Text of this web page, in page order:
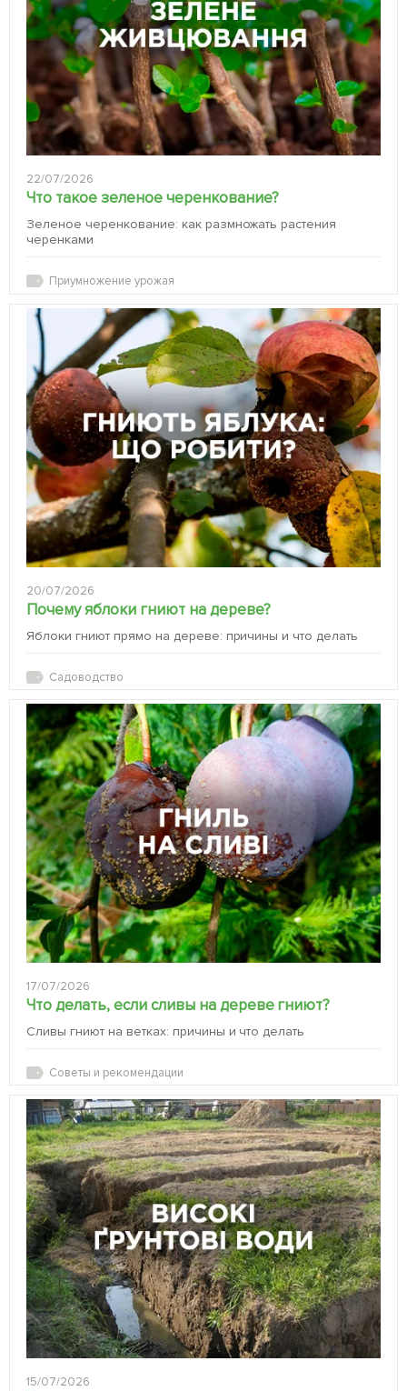
22/07/2026
Что такое зеленое черенкование?
Зеленое черенкование: как размножать растения
черенками
Приумножение урожая
20/07/2026
Почему яблоки гниют на дереве?
Яблоки гниют прямо на дереве: причины и что делать
Садоводство
17/07/2026
Что делать, если сливы на дереве гниют?
Сливы гниют на ветках: причины и что делать
Советы и рекомендации
15/07/2026